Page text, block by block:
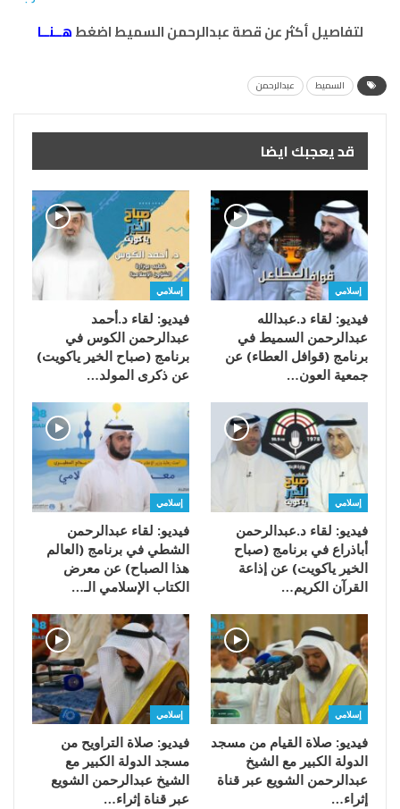
لتفاصيل أكثر عن قصة عبدالرحمن السميط اضغطهــنــا
السميط عبدالرحمن
قد يعجبك ايضا
إسلامي
فيديو: لقاء د.عبدالله
عبدالرحمن السميط في
برنامج (قوافل العطاء) عن
جمعية العون…
إسلامي
فيديو: لقاء د.أحمد
عبدالرحمن الكوس في
برنامج (صباح الخير ياكويت)
عن ذكرى المولد…
إسلامي
فيديو: لقاء د.عبدالرحمن
أباذراع في برنامج (صباح
الخير ياكويت) عن إذاعة
القرآن الكريم…
إسلامي
فيديو: لقاء عبدالرحمن
الشطي في برنامج (العالم
هذا الصباح) عن معرض
الكتاب الإسلامي الـ…
إسلامي
فيديو: صلاة القيام من مسجد
الدولة الكبير مع الشيخ
عبدالرحمن الشويع عبر قناة
إثراء…
إسلامي
فيديو: صلاة التراويح من
مسجد الدولة الكبير مع
الشيخ عبدالرحمن الشويع
عبر قناة إثراء…